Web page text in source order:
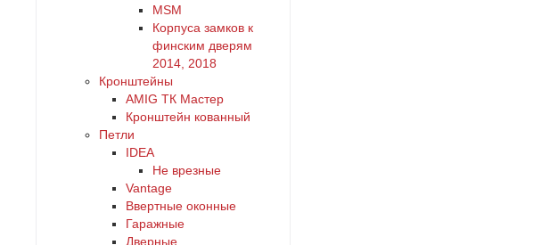
MSM
Корпуса замков к
финским дверям
2014, 2018
Кронштейны
AMIG ТК Мастер
Кронштейн кованный
Петли
IDEA
Не врезные
Vantage
Ввертные оконные
Гаражные
Дверные